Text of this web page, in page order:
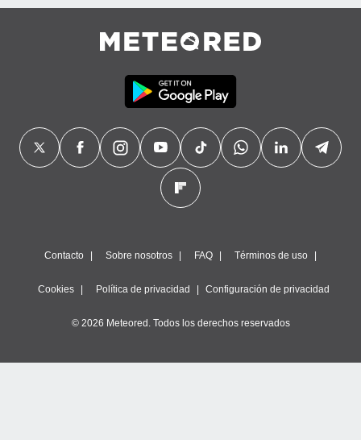
Contacto Sobre nosotros FAQ Términos de uso
Cookies Política de privacidad Configuración de privacidad
© 2026 Meteored. Todos los derechos reservados